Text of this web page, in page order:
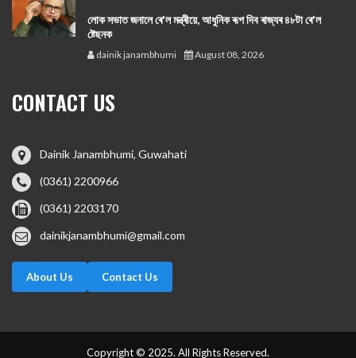
লোক সভাত জনালে ৰে'ল মন্ত্ৰীয়ে, আধুনিক ৰূপ দিব ৰাজ্যৰ ৪৮টা ৰে'ল
ষ্টেছনক
dainik janambhumi August 08, 2026
CONTACT US
Dainik Janambhumi, Guwahati
(0361) 2200966
(0361) 2203170
dainikjanambhumi@gmail.com
About Us Contact Us
Copyright © 2025. All Rights Reserved.